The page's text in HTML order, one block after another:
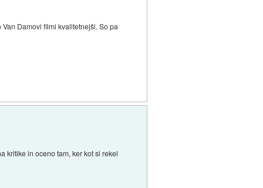
Damovi filmi kvalitetnejši. So pa
kritike in oceno tam, ker kot si rekel